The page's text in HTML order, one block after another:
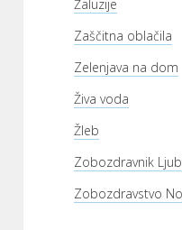
Žaluzije
Zaščitna oblačila
Zelenjava na dom
Živa voda
Žleb
Zobozdravnik
Zobozdravstvo